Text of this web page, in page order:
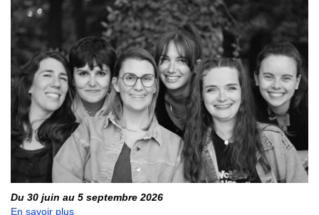
Du 30 juin au 5 septembre 2026
En savoir plus